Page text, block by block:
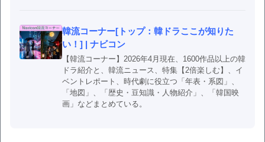
韓流コーナー[トップ：韓ドラここが知りた
い！] | ナビコン
【韓流コーナー】2026年4月現在、1600作品以上の韓
ドラ紹介と、韓流ニュース、特集【2倍楽しむ】、イ
ベントレポート、時代劇に役立つ「年表・系図」、
「地図」、「歴史・豆知識・人物紹介」、「韓国映
画」などまとめている。